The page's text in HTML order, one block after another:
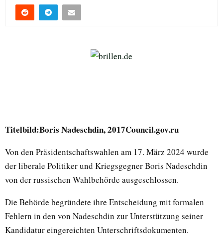
Titelbild:Boris Nadeschdin, 2017Council.gov.ru
Von den Präsidentschaftswahlen am 17. März 2024 wurde
der liberale Politiker und Kriegsgegner Boris Nadeschdin
von der russischen Wahlbehörde ausgeschlossen.
Die Behörde begründete ihre Entscheidung mit formalen
Fehlern in den von Nadeschdin zur Unterstützung seiner
Kandidatur eingereichten Unterschriftsdokumenten.